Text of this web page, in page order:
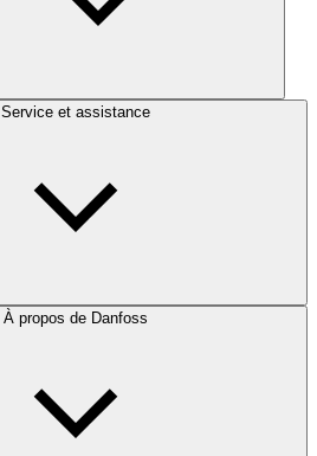
Service et assistance
À propos de Danfoss